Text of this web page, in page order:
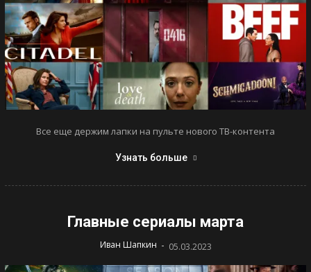
Все еще держим лапки на пульте нового ТВ-контента
Узнать больше
Главные сериалы марта
Иван Шапкин - 05.03.2023